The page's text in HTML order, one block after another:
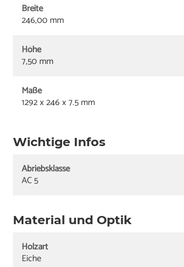
Breite
246,00 mm
Höhe
7,50 mm
Maße
1292 x 246 x 7.5 mm
Wichtige Infos
Abriebsklasse
AC 5
Material und Optik
Holzart
Eiche